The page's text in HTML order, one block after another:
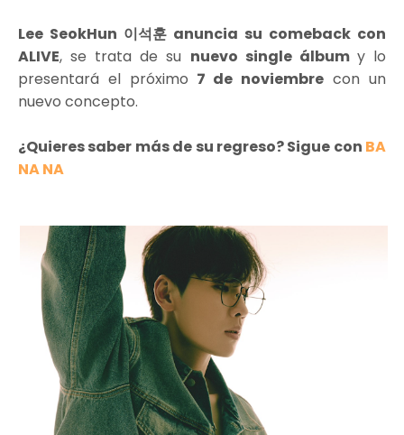
Lee SeokHun 이석훈 anuncia su comeback con
ALIVE, se trata de su nuevo single álbum y lo
presentará el próximo 7 de noviembre con un
nuevo concepto.
¿Quieres saber más de su regreso? Sigue con BA
NA NA